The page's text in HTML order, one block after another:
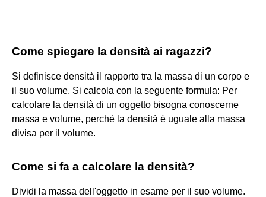
Come spiegare la densità ai ragazzi?
Si definisce densità il rapporto tra la massa di un corpo e
il suo volume. Si calcola con la seguente formula: Per
calcolare la densità di un oggetto bisogna conoscerne
massa e volume, perché la densità è uguale alla massa
divisa per il volume.
Come si fa a calcolare la densità?
Dividi la massa dell'oggetto in esame per il suo volume.